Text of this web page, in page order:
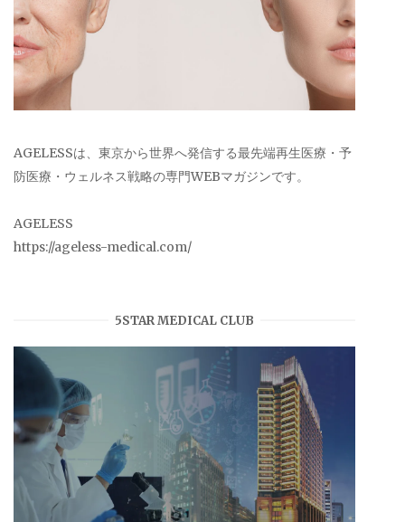
AGELESSは、東京から世界へ発信する最先端再生医療・予
防医療・ウェルネス戦略の専門WEBマガジンです。
AGELESS
https://ageless-medical.com/
5STAR MEDICAL CLUB